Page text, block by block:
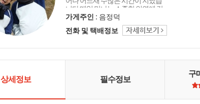
니다 매일 만나는 소중한 인연에 감
사드리며 오늘도 좋은 상품 감사의
마음을 담아 행복 미소로 전해드립
니다 함께해 주셔서 고맙습니다 ^_^
가게주인 : 음정덕
전화 및 택배정보
상세정보 필수정보
구